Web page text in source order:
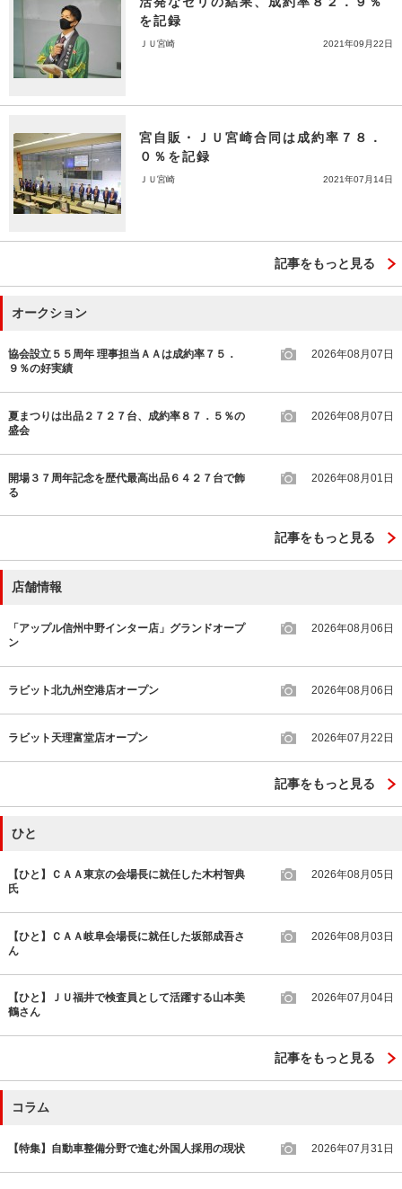
を記録
ＪＵ宮崎 2021年09月22日
宮自販・ＪＵ宮崎合同は成約率７８．
０％を記録
ＪＵ宮崎 2021年07月14日
記事をもっと見る
オークション
協会設立５５周年 理事担当ＡＡは成約率７５．
９％の好実績
2026年08月07日
夏まつりは出品２７２７台、成約率８７．５％の
盛会
2026年08月07日
開場３７周年記念を歴代最高出品６４２７台で飾
る
2026年08月01日
記事をもっと見る
店舗情報
「アップル信州中野インター店」グランドオープ
ン
2026年08月06日
ラビット北九州空港店オープン 2026年08月06日
ラビット天理富堂店オープン 2026年07月22日
記事をもっと見る
ひと
【ひと】ＣＡＡ東京の会場長に就任した木村智典
氏
2026年08月05日
【ひと】ＣＡＡ岐阜会場長に就任した坂部成吾さ
ん
2026年08月03日
【ひと】ＪＵ福井で検査員として活躍する山本美
鶴さん
2026年07月04日
記事をもっと見る
コラム
【特集】自動車整備分野で進む外国人採用の現状 2026年07月31日